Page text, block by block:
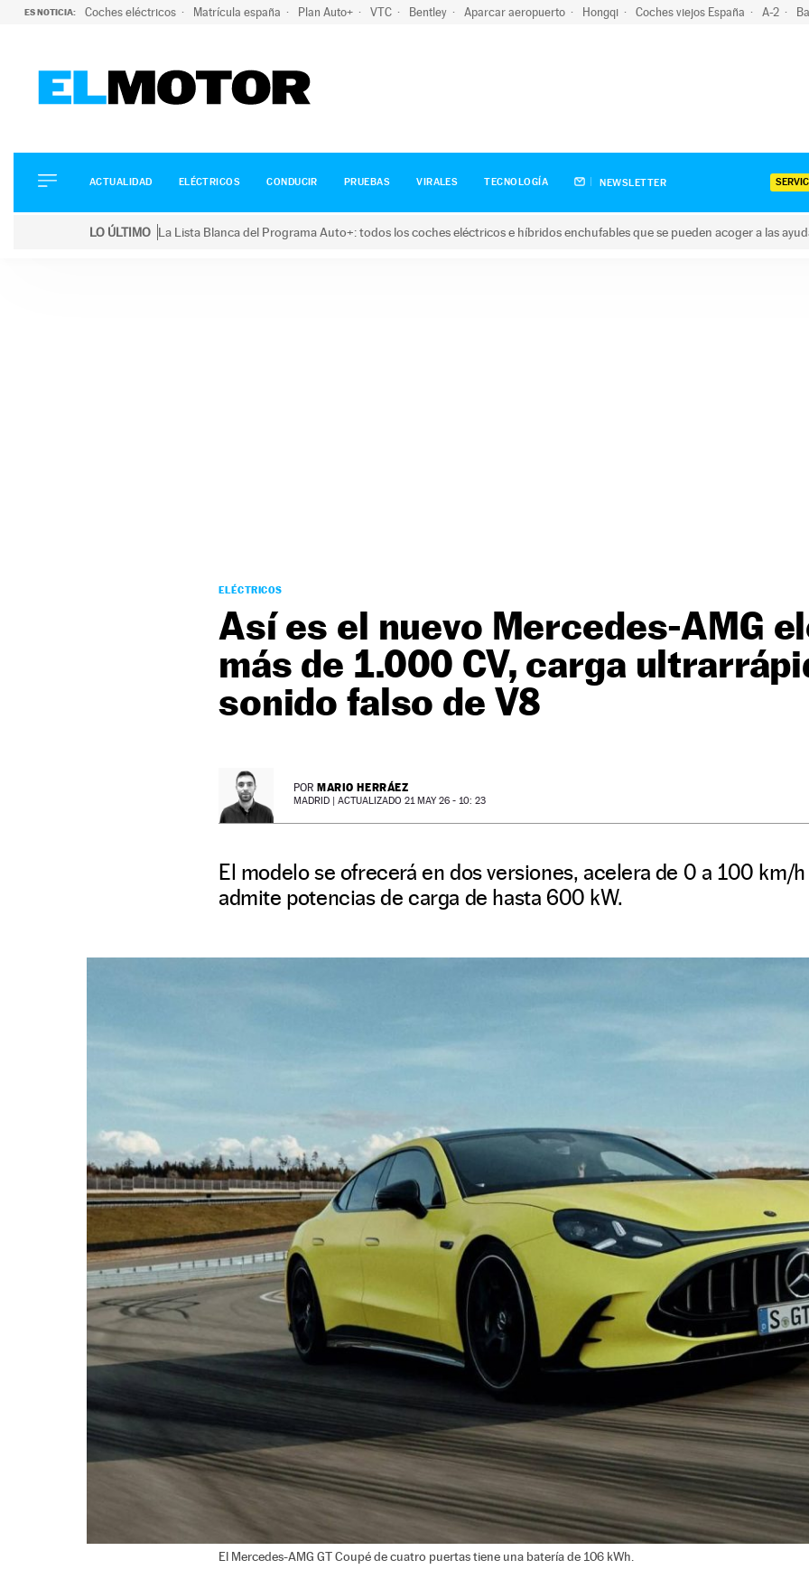
ES NOTICIA: Coches eléctricos Matrícula españa Plan Auto+ VTC Bentley Aparcar aeropuerto Hongqi Coches viejos España A-2
ELÉCTRICOS
CONDUCIR
ACTUALIDAD ELÉCTRICOS CONDUCIR PRUEBAS VIRALES TECNOLOGÍA NEWSLETTER
LO ÚLTIMO La Lista Blanca del Programa Auto+: todos los coches eléctricos e híbridos enchufables que se pueden acoger a las
ELÉCTRICOS
Así es el nuevo Mercedes-AMG
más de 1.000 CV, carga
sonido falso de V8
POR MARIO HERRÁEZ
MADRID | ACTUALIZADO 21 MAY 26 - 10: 23
El modelo se ofrecerá en dos versiones, acelera de 0 a 100 km/h
admite potencias de carga de hasta 600 kW.
El Mercedes-AMG GT Coupé de cuatro puertas tiene una batería de 106 kWh.